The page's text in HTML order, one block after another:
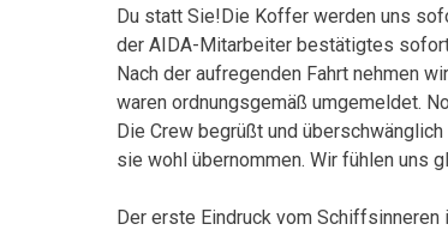
Du statt Sie!Die Koffer werden uns
der AIDA-Mitarbeiter bestätigtes
Nach der aufregenden Fahrt nehmen
waren ordnungsgemäß umgemeldet.
Die Crew begrüßt und
sie wohl übernommen. Wir fühlen uns
Der erste Eindruck vom